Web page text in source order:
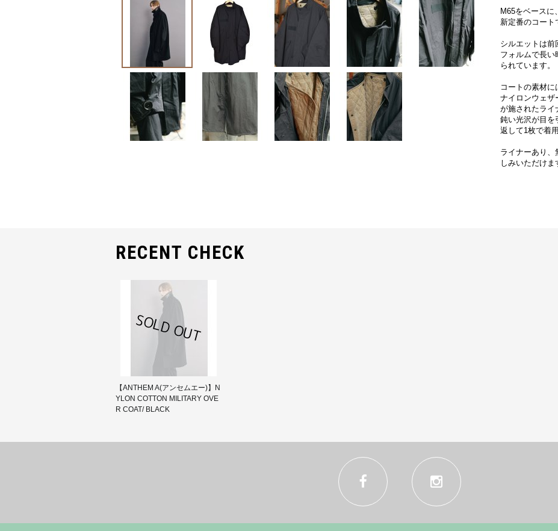
M65をベースに
新定番のコート
シルエットは前
フォルムで長い
られています。
コートの素材
ナイロンウェザ
が施されたライ
鈍い光沢が目を
返して1枚で着
ライナーあり、
しみいただけま
RECENT CHECK
【ANTHEM A(アンセムエー)】N
YLON COTTON MILITARY OVE
R COAT/ BLACK